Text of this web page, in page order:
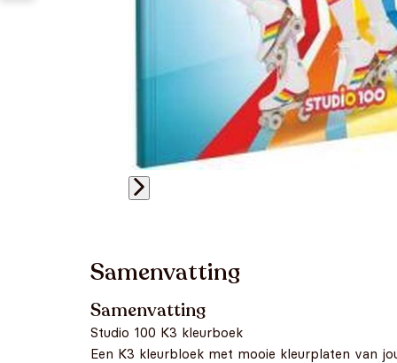
Samenvatting
Samenvatting
Studio 100 K3 kleurboek
Een K3 kleurbloek met mooie kleurplaten van